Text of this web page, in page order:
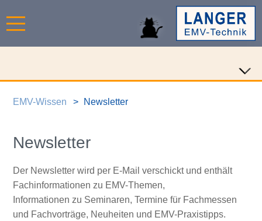
EMV-Wissen Newsletter
Newsletter
Der Newsletter wird per E-Mail verschickt und enthält
Fachinformationen zu EMV-Themen,
Informationen zu Seminaren, Termine für Fachmessen
und Fachvorträge, Neuheiten und EMV-Praxistipps.